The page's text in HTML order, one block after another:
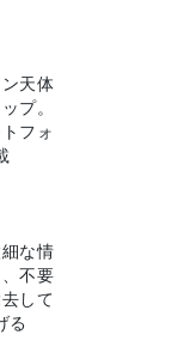
天体
プ。
フォ
な情
不要
して
る